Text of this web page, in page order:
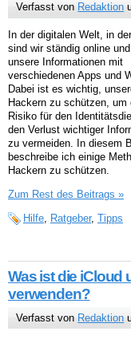
Verfasst von Redaktion
In der digitalen Welt, in
sind wir ständig online
unsere Informationen mit
verschiedenen Apps und
Dabei ist es wichtig,
Hackern zu schützen, um
Risiko für den
den Verlust wichtiger
zu vermeiden. In diesem
beschreibe ich einige
Hackern zu schützen.
Zum Rest des Beitrags »
Hilfe
Ratgeber, Tipps
Was ist die iCloud
verwenden?
Verfasst von Redaktion